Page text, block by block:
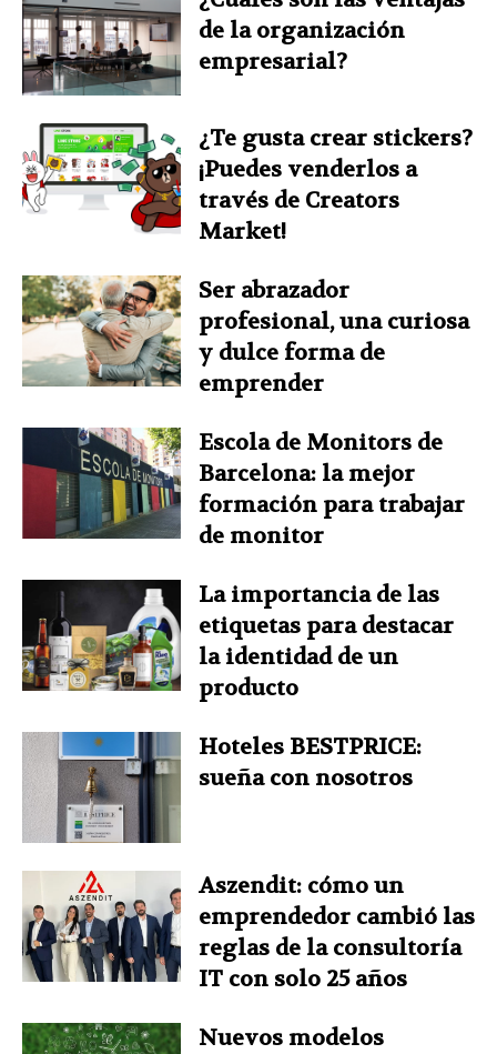
de la organización
empresarial?
¿Te gusta crear stickers?
¡Puedes venderlos a
través de Creators
Market!
Ser abrazador
profesional, una curiosa
y dulce forma de
emprender
Escola de Monitors de
Barcelona: la mejor
formación para trabajar
de monitor
La importancia de las
etiquetas para destacar
la identidad de un
producto
Hoteles BESTPRICE:
sueña con nosotros
Aszendit: cómo un
emprendedor cambió las
reglas de la consultoría
IT con solo 25 años
Nuevos modelos